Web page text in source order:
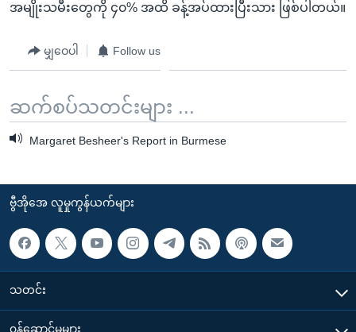
အမျိုးသမီးတွေကို ၄၀% အထိ ခန့်အပ်ထားပြီးသား ဖြစ်ပါတယ်။
မျှဝေပါ Follow us
ဆက်စပ်သတင်းများ ...
Margaret Besheer's Report in Burmese
ဗွီအိုအေ လူမှုကွန်ယက်များ
သတင်း
၀န်ဆောင်မှုများ